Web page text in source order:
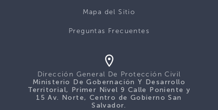
Mapa del Sitio
Preguntas Frecuentes
Dirección General De Protección Civil
Ministerio De Gobernación Y Desarrollo
Territorial, Primer Nivel 9 Calle Poniente y
15 Av. Norte, Centro de Gobierno San
Salvador.